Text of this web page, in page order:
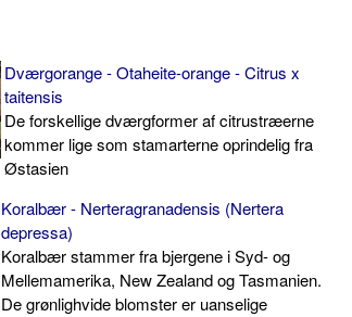
Dværgorange - Otaheite-orange - Citrus x
taitensis
De forskellige dværgformer af citrustræerne
kommer lige som stamarterne oprindelig fra
Østasien
Koralbær - Nerteragranadensis (Nertera
depressa)
Koralbær stammer fra bjergene i Syd- og
Mellemamerika, New Zealand og Tasmanien.
De grønlighvide blomster er uanselige